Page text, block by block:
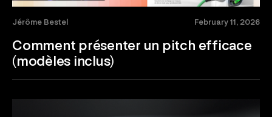
Jérôme Bestel February 11, 2026
Comment présenter un pitch efficace
(modèles inclus)